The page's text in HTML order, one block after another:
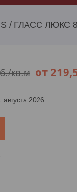
/ ГЛАСС ЛЮКС
/кв.м от
августа 2026